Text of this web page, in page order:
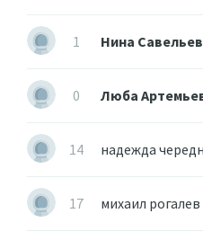
1 Нина
0 Люба
14 надежда
17 михаил рогалев